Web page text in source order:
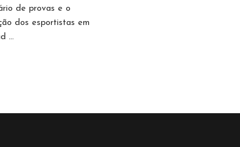
de provas e o
dos esportistas em
…